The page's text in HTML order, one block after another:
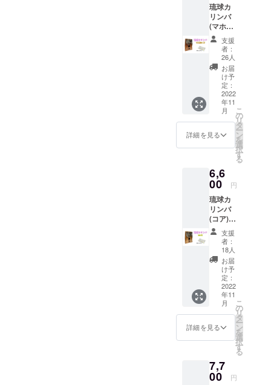
琉球カ
リンバ
(マホガ
ニー)＋
ポジ
ション
シール
[送料込
支援
者：
26人
お届
け予
定：
2022
年11
月
詳細を見る
こ
の
リ
タ
ー
ン
を
選
択
す
る
6,6
00 円
琉球カ
リンバ
(コア)＋
ポジ
ション
シール
[送料込
支援
者：
18人
お届
け予
定：
2022
年11
月
詳細を見る
こ
の
リ
タ
ー
ン
を
選
択
す
る
7,7
00 円